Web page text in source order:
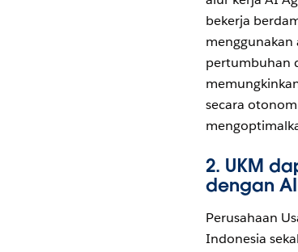
bekerja
pertumbuhan
secara
2. UKM
dengan
Perusahaan
Indonesia